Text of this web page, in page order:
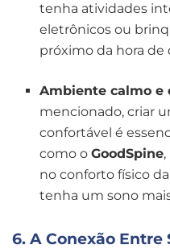
tenha atividades
eletrônicos ou
próximo da hora de
Ambiente calmo e
mencionado, criar
confortável é
como oGoodSpine
no conforto físico
tenha um sono
6. A Conexão Entre